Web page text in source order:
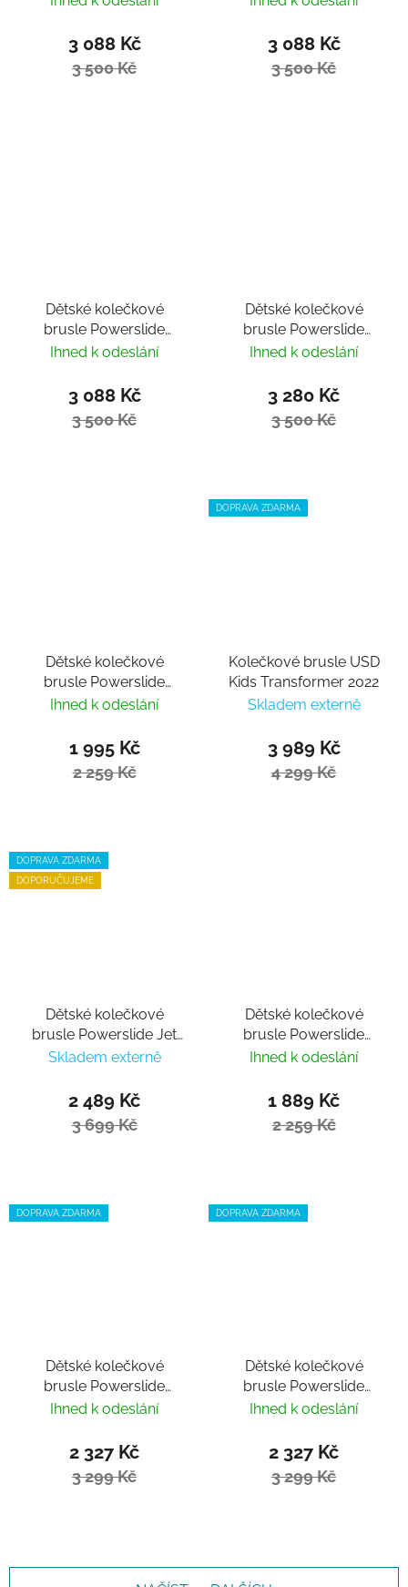
3 088 Kč
3 500 Kč
3 088 Kč
3 500 Kč
Dětské kolečkové
brusle Powerslide
Universe Pink II
Ihned k odeslání
3 088 Kč
3 500 Kč
Dětské kolečkové
brusle Powerslide
Universe Red
Ihned k odeslání
3 280 Kč
3 500 Kč
Dětské kolečkové
brusle Powerslide
Khaan Junior NXT
Ihned k odeslání
1 995 Kč
2 259 Kč
DOPRAVA ZDARMA
Kolečkové brusle USD
Kids Transformer 2022
Skladem externě
3 989 Kč
4 299 Kč
DOPRAVA ZDARMA
DOPORUČUJEME
Dětské kolečkové
brusle Powerslide Jet
Pro Black nastavitelné
Skladem externě
2 489 Kč
3 699 Kč
Dětské kolečkové
brusle Powerslide
Khaan Junior NXT
Ihned k odeslání
1 889 Kč
2 259 Kč
DOPRAVA ZDARMA
Dětské kolečkové
brusle Powerslide
Phuzion Universe 4W
Ihned k odeslání
2 327 Kč
3 299 Kč
DOPRAVA ZDARMA
Dětské kolečkové
brusle Powerslide
Phuzion Universe 4W
Ihned k odeslání
2 327 Kč
3 299 Kč